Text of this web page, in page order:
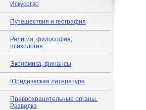
Искусство
Путешествия и география
Религия, философия,
психология
Экономика, финансы
Юридическая литература
Правоохранительные органы.
Разведка